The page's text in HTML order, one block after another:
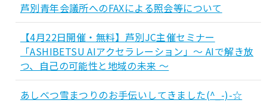
芦別青年会議所へのFAXによる照会等について
【4月22日開催・無料】芦別JC主催セミナー
「ASHIBETSU AIアクセラレーション」～ AIで解き放
つ、自己の可能性と地域の未来 ～
あしべつ雪まつりのお手伝いしてきました(^_-)-☆